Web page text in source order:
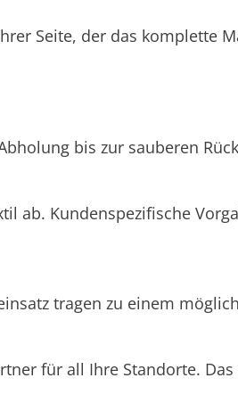
Seite, der das komplette
bis zur sauberen
ab. Kundenspezifische
tragen zu einem
für all Ihre Standorte.